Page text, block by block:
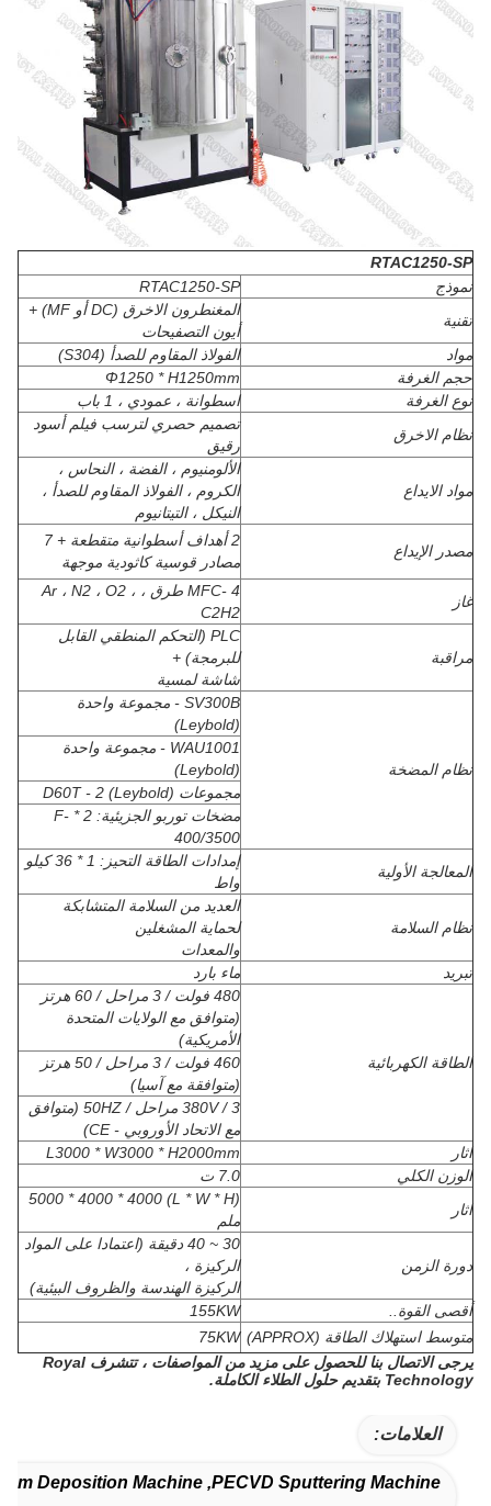
RTAC1250-SP
نموذج
RTAC1250-SP
تقنية
المغنطرون الاخرق (DC أو MF) +
أيون التصفيحات
مواد
الفولاذ المقاوم للصدأ (S304)
حجم الغرفة
Φ1250 * H1250mm
نوع الغرفة
اسطوانة ، عمودي ، 1 باب
نظام الاخرق
تصميم حصري لترسب فيلم أسود
رقيق
مواد الايداع
الألومنيوم ، الفضة ، النحاس ،
الكروم ، الفولاذ المقاوم للصدأ ،
النيكل ، التيتانيوم
مصدر الإيداع
2 أهداف أسطوانية متقطعة + 7
مصادر قوسية كاثودية موجهة
غاز
MFC- 4 طرق ، Ar ، N2 ، O2 ،
C2H2
مراقبة
PLC (التحكم المنطقي القابل
للبرمجة) +
شاشة لمسية
نظام المضخة
SV300B - مجموعة واحدة
WAU1001 - مجموعة واحدة
مجموعات D60T - 2 (Leybold)
مضخات توربو الجزيئية: 2 * F-
400/3500
المعالجة الأولية
إمدادات الطاقة التحيز: 1 * 36 كيلو
واط
نظام السلامة
العديد من السلامة المتشابكة
لحماية المشغلين
والمعدات
تبريد
ماء بارد
الطاقة الكهربائية
480 فولت / 3 مراحل / 60 هرتز
(متوافق مع الولايات المتحدة
الأمريكية)
460 فولت / 3 مراحل / 50 هرتز
(متوافقة مع آسيا)
380V / 3 مراحل / 50HZ (متوافق
مع الاتحاد الأوروبي - CE)
اثار
L3000 * W3000 * H2000mm
الوزن الكلي
7.0 ت
اثار
(L * W * H) 5000 * 4000 * 4000
ملم
دورة الزمن
30 ~ 40 دقيقة (اعتمادا على المواد
الركيزة ،
الركيزة الهندسة والظروف البيئية)
أقصى القوة..
155KW
متوسط ​​استهلاك الطاقة (APPROX)
75KW
يرجى الاتصال بنا للحصول على مزيد من المواصفات ، تتشرف Royal
Technology بتقديم حلول الطلاء الكاملة.
العلامات:
Deposition Machine ,PECVD Sputtering Machine